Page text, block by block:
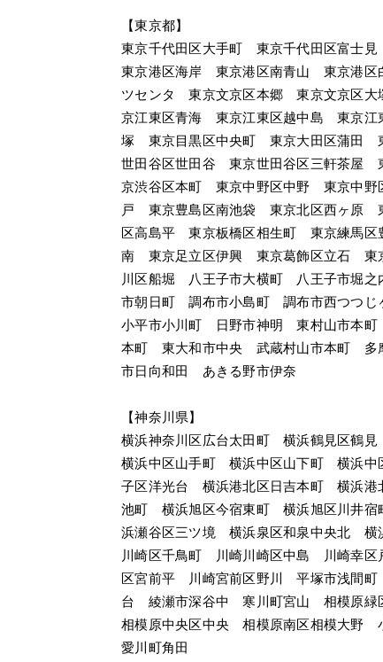
【東京都】
東京千代田区大手町　東京千代田区富士
東京港区海岸　東京港区南青山　東京港
ツセンタ　東京文京区本郷　東京文京区
京江東区青海　東京江東区越中島　東京
塚　東京目黒区中央町　東京大田区蒲田
世田谷区世田谷　東京世田谷区三軒茶屋
京渋谷区本町　東京中野区中野　東京中
戸　東京豊島区南池袋　東京北区西ヶ原
区高島平　東京板橋区相生町　東京練馬
南　東京足立区伊興　東京葛飾区立石　
川区船堀　八王子市大横町　八王子市堀
市朝日町　調布市小島町　調布市西つつ
小平市小川町　日野市神明　東村山市本
本町　東大和市中央　武蔵村山市本町　
市日向和田　あきる野市伊奈
【神奈川県】
横浜神奈川区広台太田町　横浜鶴見区鶴
横浜中区山手町　横浜中区山下町　横浜
子区洋光台　横浜港北区日吉本町　横浜
池町　横浜旭区今宿東町　横浜旭区川井
浜瀬谷区三ツ境　横浜泉区和泉中央北　
川崎区千鳥町　川崎川崎区中島　川崎幸
区宮前平　川崎宮前区野川　平塚市浅間
台　綾瀬市深谷中　寒川町宮山　相模原
相模原中央区中央　相模原南区相模大野
愛川町角田